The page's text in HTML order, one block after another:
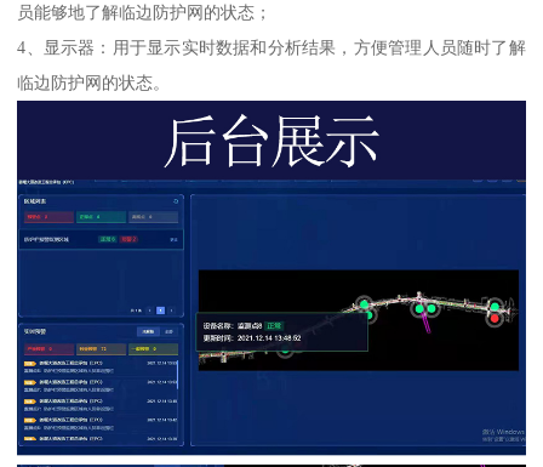
员能够地了解临边防护网的状态；
4、显示器：用于显示实时数据和分析结果，方便管理人员随时了解
临边防护网的状态。